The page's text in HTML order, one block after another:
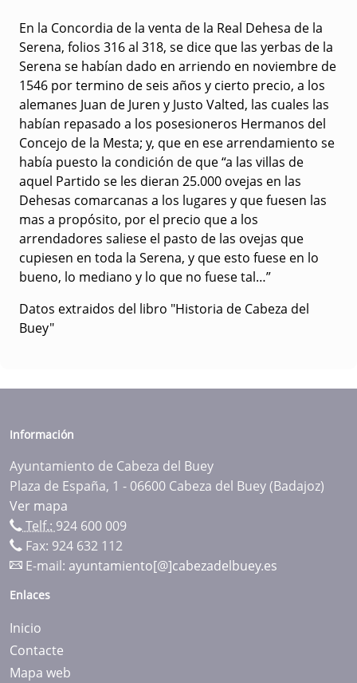
En la Concordia de la venta de la Real Dehesa de la
Serena, folios 316 al 318, se dice que las yerbas de la
Serena se habían dado en arriendo en noviembre de
1546 por termino de seis años y cierto precio, a los
alemanes Juan de Juren y Justo Valted, las cuales las
habían repasado a los posesioneros Hermanos del
Concejo de la Mesta; y, que en ese arrendamiento se
había puesto la condición de que “a las villas de
aquel Partido se les dieran 25.000 ovejas en las
Dehesas comarcanas a los lugares y que fuesen las
mas a propósito, por el precio que a los
arrendadores saliese el pasto de las ovejas que
cupiesen en toda la Serena, y que esto fuese en lo
bueno, lo mediano y lo que no fuese tal…”
Datos extraidos del libro "Historia de Cabeza del
Buey"
Información
Ayuntamiento de Cabeza del Buey
Plaza de España, 1 - 06600 Cabeza del Buey (Badajoz)
Ver mapa
Telf.: 924 600 009
Fax: 924 632 112
E-mail: ayuntamiento[@]cabezadelbuey.es
Enlaces
Inicio
Contacte
Mapa web